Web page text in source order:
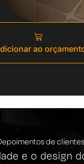
ao
de clientes
e o design